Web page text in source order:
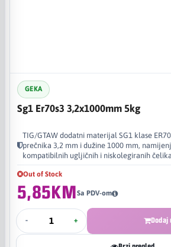
GEKA
Sg1 Er70s3 3,2x1000mm 5kg
TIG/GTAW dodatni materijal SG1 klase
prečnika 3,2 mm i dužine 1000 mm,
kompatibilnih ugljičnih i niskolegiranih
Out of Stock
5,85KMSa PDV-om
- + Dodaj